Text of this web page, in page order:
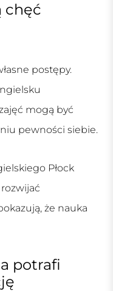
chęć
postępy.
mogą być
pewności siebie.
Płock
że nauka
potrafi